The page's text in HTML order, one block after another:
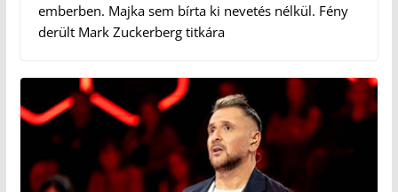
emberben. Majka sem bírta ki nevetés nélkül. Fény
derült Mark Zuckerberg titkára